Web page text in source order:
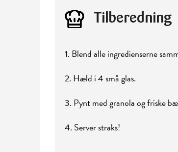
Tilberedning
1. Blend alle ingredienserne
2. Hæld i 4 små glas.
3. Pynt med granola og friske
4. Server straks!